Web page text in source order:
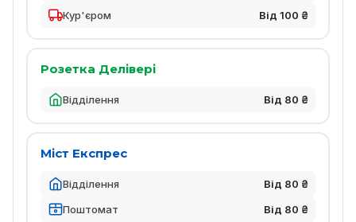
Кур'єром
Від 100 ₴
Розетка Делівері
Відділення Від 80 ₴
Міст Експрес
Відділення
Від 80 ₴
Поштомат
Від 80 ₴